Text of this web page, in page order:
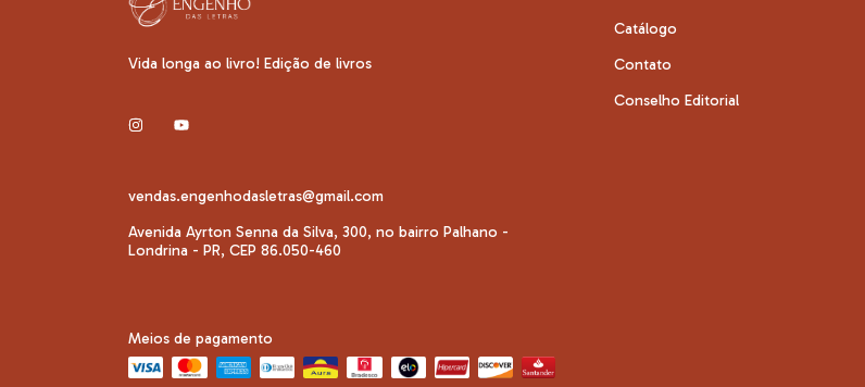
Vida longa ao livro! Edição de livros
vendas.engenhodasletras@gmail.com
Avenida Ayrton Senna da Silva, 300, no bairro Palhano -
Londrina - PR, CEP 86.050-460
Catálogo
Contato
Conselho Editorial
Meios de pagamento